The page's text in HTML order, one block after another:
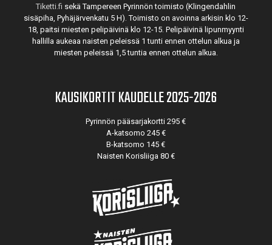
Tiketti.fi sekä Tampereen Pyrinnön toimisto (Klingendahlin
sisäpiha, Pyhäjärvenkatu 5 H). Toimisto on avoinna arkisin klo 12-
18, paitsi miesten pelipäivinä klo 12-15. Pelipäivinä lipunmyynti
hallilla aukeaa naisten peleissä 1 tunti ennen ottelun alkua ja
miesten peleissä 1,5 tuntia ennen ottelun alkua.
KAUSIKORTIT KAUDELLE 2025-2026
Pyrinnön pääsarjakortti 295 €
A-katsomo 245 €
B-katsomo 145 €
Naisten Korisliiga 80 €